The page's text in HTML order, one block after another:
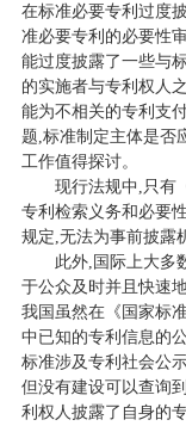
在标准必要专利过度
准必要专利的必要性
能过度披露了一些与
的实施者与专利权人
能为不相关的专利支
题,标准制定主体是否
工作值得探讨。
现行法规中,只有
专利检索义务和必要
规定,无法为事前披露
此外,国际上大多
于公众及时并且快速
我国虽然在《国家标
中已知的专利信息的
标准涉及专利社会公
但没有建设可以查询
利权人披露了自身的